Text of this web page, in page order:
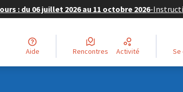
: du 06 juillet 2026 au 11 octobre 2026-
Aide Rencontres Activité